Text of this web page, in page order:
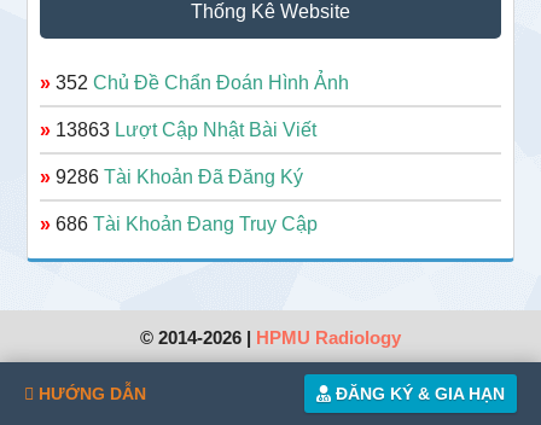
Thống Kê Website
» 352Chủ Đề Chẩn Đoán Hình Ảnh
» 13863 Lượt Cập Nhật Bài Viết
» 9286Tài Khoản Đã Đăng Ký
» 686Tài Khoản Đang Truy Cập
© 2014-2026 | HPMU Radiology
HƯỚNG DẪN ĐĂNG KÝ & GIA HẠN